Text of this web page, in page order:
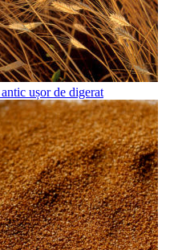
ușor de digerat